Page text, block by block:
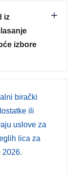
iz
izbore
birački
ili
uslove za
lica za
2026.